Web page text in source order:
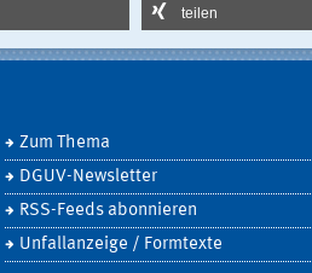
teilen
Zum Thema
DGUV-Newsletter
RSS-Feeds abonnieren
Unfallanzeige / Formtexte